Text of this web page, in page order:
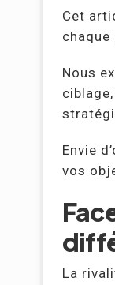
Cet
Nous
Envie
vos
La